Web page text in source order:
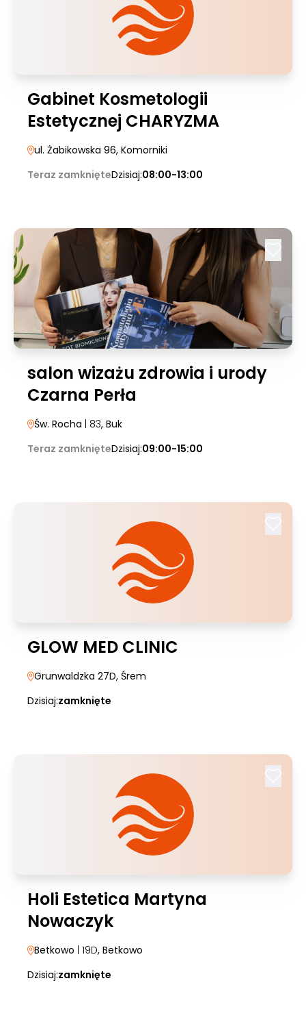
Gabinet Kosmetologii
Estetycznej CHARYZMA
ul. Żabikowska 96, Komorniki
Teraz zamknięteDzisiaj:08:00-13:00
salon wizażu zdrowia i urody
Czarna Perła
Św. Rocha | 83, Buk
Teraz zamknięteDzisiaj:09:00-15:00
GLOW MED CLINIC
Grunwaldzka 27D, Śrem
Dzisiaj:zamknięte
Holi Estetica Martyna
Nowaczyk
Betkowo | 19D, Betkowo
Dzisiaj:zamknięte